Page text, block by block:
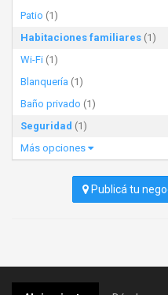
Patio (1)
Habitaciones familiares (1)
Wi-Fi (1)
Blanquería (1)
Baño privado (1)
Seguridad (1)
Más opciones
Publicá tu